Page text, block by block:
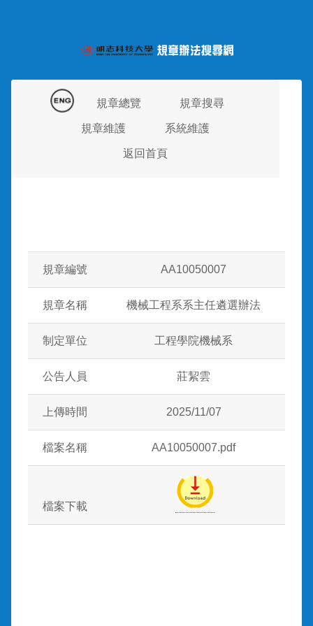
規章總覽 規章搜尋
規章維護 系統維護
返回首頁
規章編號 AA10050007
規章名稱 機械工程系系主任遴選辦法
制定單位 工程學院機械系
公告人員 莊絜雲
上傳時間 2025/11/07
檔案名稱 AA10050007.pdf
檔案下載